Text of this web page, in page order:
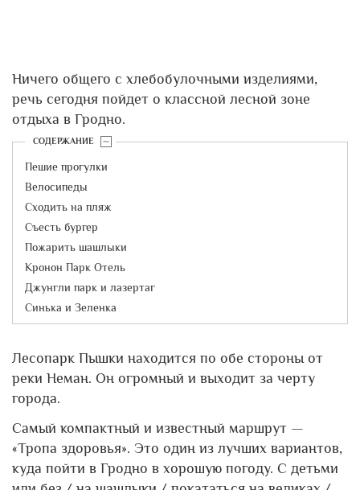
Ничего общего с хлебобулочными изделиями,
речь сегодня пойдет о классной лесной зоне
отдыха в Гродно.
СОДЕРЖАНИЕ
Пешие прогулки
Велосипеды
Сходить на пляж
Съесть бургер
Пожарить шашлыки
Кронон Парк Отель
Джунгли парк и лазертаг
Синька и Зеленка
Лесопарк Пышки находится по обе стороны от
реки Неман. Он огромный и выходит за черту
города.
Самый компактный и известный маршрут —
«Тропа здоровья». Это один из лучших вариантов,
куда пойти в Гродно в хорошую погоду. С детьми